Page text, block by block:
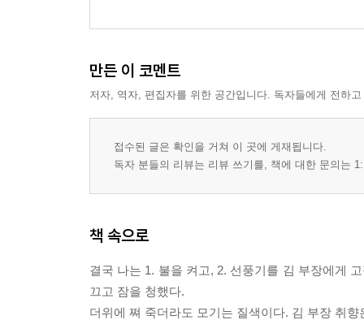
만든 이 코멘트
저자, 역자, 편집자를 위한 공간입니다. 독자들에게 전하
접수된 글은 확인을 거쳐 이 곳에 게재됩니다.
독자 분들의 리뷰는 리뷰 쓰기를, 책에 대한 문의는
책 속으로
결국 나는 1. 불을 켜고, 2. 선풍기를 김 부장에게
끄고 잠을 청했다.
더위에 쪄 죽더라도 모기는 질색이다. 김 부장 취